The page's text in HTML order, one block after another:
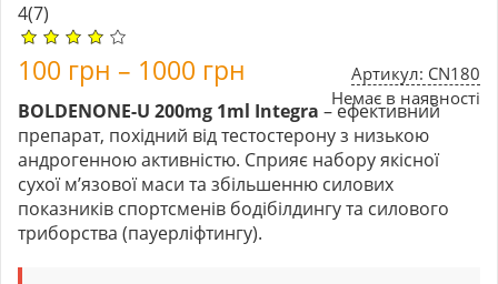
4(7)
Артикул: CN180
Немає в наявності
100 грн – 1000 грн
BOLDENONE-U 200mg 1ml Integra – ефективний
препарат, похідний від тестостерону з низькою
андрогенною активністю. Сприяє набору якісної
сухої м’язової маси та збільшенню силових
показників спортсменів бодібілдингу та силового
триборства (пауерліфтингу).